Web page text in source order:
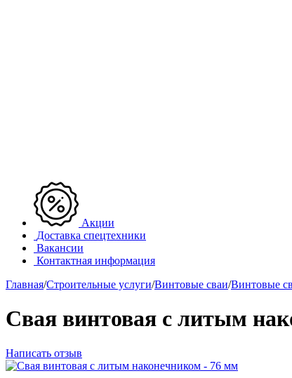
Акции
Доставка спецтехники
Вакансии
Контактная информация
Главная/Строительные услуги/Винтовые сваи/Винтовые
Свая винтовая с литым
Написать отзыв